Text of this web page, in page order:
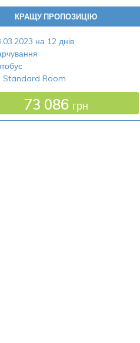
КРАЩУ ПРОПОЗИЦІЮ
на 12 днів
Standard Room
73 086 грн